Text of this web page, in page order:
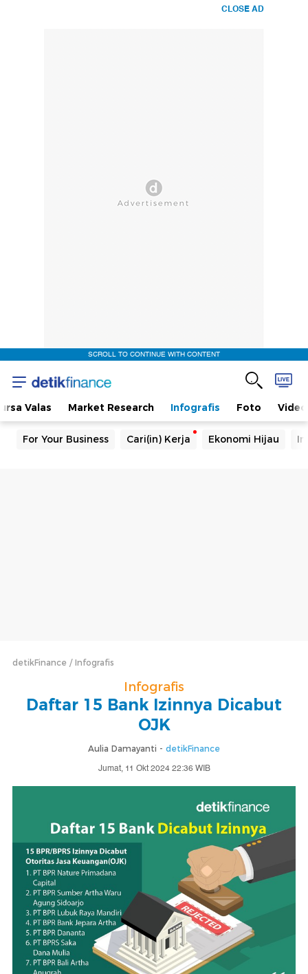
CLOSE AD
SCROLL TO CONTINUE WITH CONTENT
Valas Market Research Infografis Foto Video
For Your Business Cari(in) Kerja Ekonomi Hijau
detikFinance Infografis
Infografis
Daftar 15 Bank Izinnya Dicabut
OJK
Aulia Damayanti - detikFinance
Jumat, 11 Okt 2024 22:36 WIB